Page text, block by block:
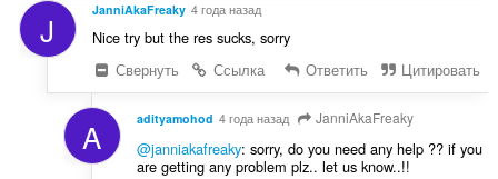
J JanniAkaFreaky 4 года назад
Nice try but the res sucks, sorry
Свернуть
Ссылка Ответить Цитировать
A adityamohod 4 года назад JanniAkaFreaky
@janniakafreaky: sorry, do you need any help ?? if you
are getting any problem plz.. let us know..!!